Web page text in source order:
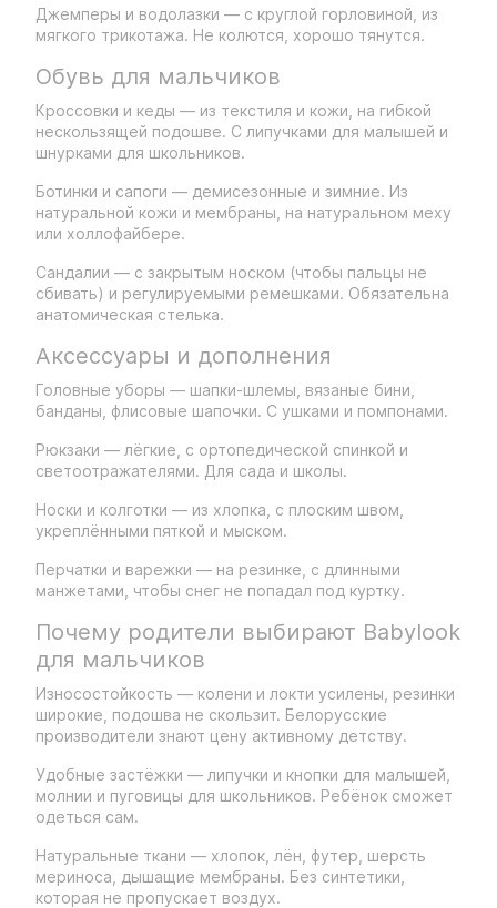
Джемперы и водолазки — с круглой горловиной, из
мягкого трикотажа. Не колются, хорошо тянутся.
Обувь для мальчиков
Кроссовки и кеды — из текстиля и кожи, на гибкой
нескользящей подошве. С липучками для малышей и
шнурками для школьников.
Ботинки и сапоги — демисезонные и зимние. Из
натуральной кожи и мембраны, на натуральном меху
или холлофайбере.
Сандалии — с закрытым носком (чтобы пальцы не
сбивать) и регулируемыми ремешками. Обязательна
анатомическая стелька.
Аксессуары и дополнения
Головные уборы — шапки-шлемы, вязаные бини,
банданы, флисовые шапочки. С ушками и помпонами.
Рюкзаки — лёгкие, с ортопедической спинкой и
светоотражателями. Для сада и школы.
Носки и колготки — из хлопка, с плоским швом,
укреплёнными пяткой и мыском.
Перчатки и варежки — на резинке, с длинными
манжетами, чтобы снег не попадал под куртку.
Почему родители выбирают Babylook
для мальчиков
Износостойкость — колени и локти усилены, резинки
широкие, подошва не скользит. Белорусские
производители знают цену активному детству.
Удобные застёжки — липучки и кнопки для малышей,
молнии и пуговицы для школьников. Ребёнок сможет
одеться сам.
Натуральные ткани — хлопок, лён, футер, шерсть
мериноса, дышащие мембраны. Без синтетики,
которая не пропускает воздух.